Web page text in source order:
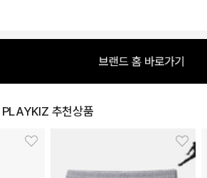
PLAYKIZ 추천상품